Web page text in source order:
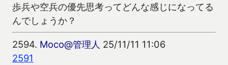
歩兵や空兵の優先思考ってどんな感じになってる
んでしょうか？
2594. Moco@管理人 25/11/11 11:06
2591